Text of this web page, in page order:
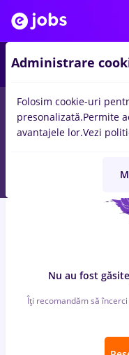
locuri de munca
pentruStudent, Fara
Nu au fost
Îți recomandăm să
Administrare
Folosim cookie-uri
presonalizată.Permite
avantajele lor.Vezi